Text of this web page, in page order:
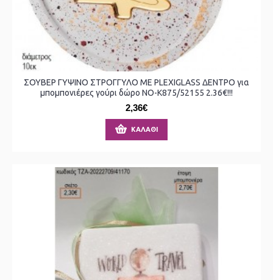
ΣΟΥΒΕΡ ΓΥΨΙΝΟ ΣΤΡΟΓΓΥΛΟ ΜΕ PLEXIGLASS ΔΕΝΤΡΟ για
μπομπονιέρες γούρι δώρο ΝΟ-Κ875/52155 2.36€!!!
2,36€
ΚΑΛΆΘΙ